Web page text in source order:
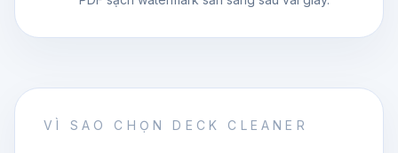
VÌ SAO CHỌN DECK CLEANER